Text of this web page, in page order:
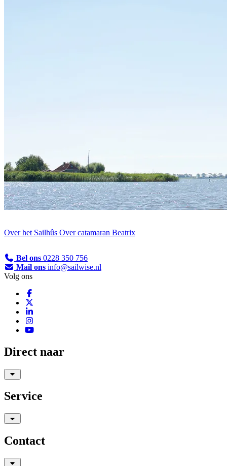
Over het Sailhûs Over catamaran Beatrix
Bel ons 0228 350 756
Mail ons info@sailwise.nl
Volg ons
Direct naar
Service
Contact